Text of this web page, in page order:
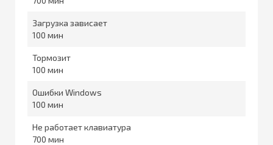
Загрузка зависает
100
Тормозит
100
Ошибки Windows
100
Не работает клавиатура
700